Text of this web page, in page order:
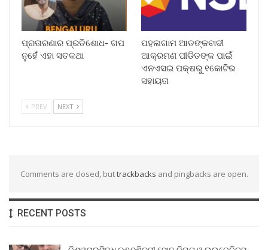
ପ୍ରତାରଣାର ପ୍ରତିଶୋଧ- ଗପ
ନୁହେଁ ଏହା ସତକଥା
ପହଲଗାମ ଆତଙ୍କବାଦୀ
ଆକ୍ରମଣ ପୀଡିତଙ୍କ ପାଇଁ
ଏନଏସଇ ପକ୍ଷରୁ ୧କୋଟିର
ସହାୟତା
PREV NEXT
Comments are closed, buttrackbacks and pingbacks are open.
RECENT POSTS